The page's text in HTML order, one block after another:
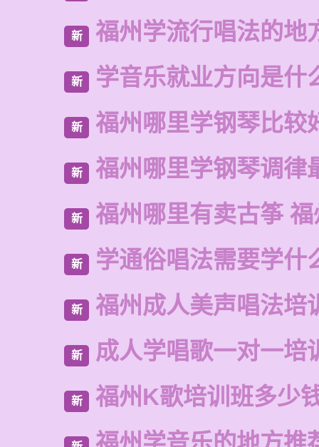
新 福州学流行唱法的地
新 学音乐就业方向是什
新 福州哪里学钢琴比较
新 福州哪里学钢琴调律
新 福州哪里有卖古筝
新 学通俗唱法需要学什
新 福州成人美声唱法培
新 成人学唱歌一对一培
新 福州K歌培训班多少